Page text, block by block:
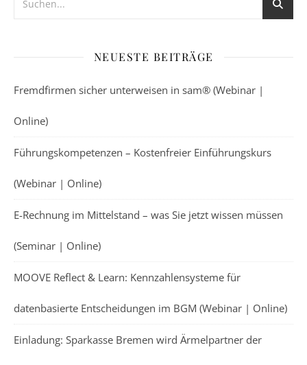
NEUESTE BEITRÄGE
Fremdfirmen sicher unterweisen in sam® (Webinar |
Online)
Führungskompetenzen – Kostenfreier Einführungskurs
(Webinar | Online)
E-Rechnung im Mittelstand – was Sie jetzt wissen müssen
(Seminar | Online)
MOOVE Reflect & Learn: Kennzahlensysteme für
datenbasierte Entscheidungen im BGM (Webinar | Online)
Einladung: Sparkasse Bremen wird Ärmelpartner der